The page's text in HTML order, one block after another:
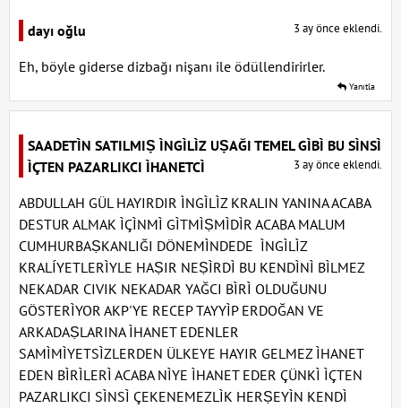
dayı oğlu 3 ay önce eklendi.
Eh, böyle giderse dizbağı nişanı ile ödüllendirirler.
Yanıtla
SAADETÌN SATILMIṢ ÌNGÌLÌZ UṢAĞI TEMEL GÌBÌ BU SÌNSÌ
ÌÇTEN PAZARLIKCI ÌHANETCÌ
3 ay önce eklendi.
ABDULLAH GÜL HAYIRDIR ÌNGÌLÌZ KRALIN YANINA ACABA
DESTUR ALMAK ÌÇÌNMÌ GÌTMÌṢMÌDÌR ACABA MALUM
CUMHURBAṢKANLIĞI DÖNEMÌNDEDE ÌNGÌLÌZ
KRALÍYETLERÌYLE HAṢIR NEṢÌRDÌ BU KENDÌNÌ BÌLMEZ
NEKADAR CIVIK NEKADAR YAĞCI BÌRÌ OLDUĞUNU
GÖSTERÌYOR AKP'YE RECEP TAYYÌP ERDOĞAN VE
ARKADAṢLARINA ÌHANET EDENLER
SAMÌMÌYETSÌZLERDEN ÜLKEYE HAYIR GELMEZ ÌHANET
EDEN BÌRÌLERÌ ACABA NÌYE ÌHANET EDER ÇÜNKÌ ÌÇTEN
PAZARLIKCI SÌNSÌ ÇEKENEMEZLÌK HERṢEYÌN KENDÌ